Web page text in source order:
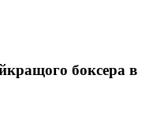
боксера в